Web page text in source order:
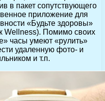
в пакет сопутствующего
приложение для
«Будьте здоровы»
Wellness). Помимо своих
часы умеют «рулить»
удаленную фото- и
и т.п.